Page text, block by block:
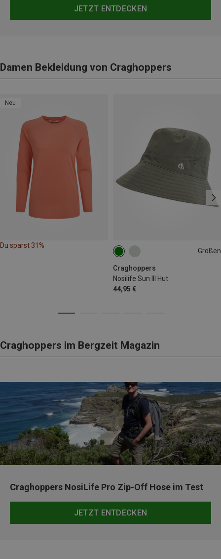
JETZT ENTDECKEN
Damen Bekleidung von Craghoppers
Neu
Du sparst 31%
Größen
Craghoppers
Nosilife Sun III Hut
44,95 €
L|M
Craghoppers im Bergzeit Magazin
Craghoppers NosiLife Pro Zip-Off Hose im Test
JETZT ENTDECKEN